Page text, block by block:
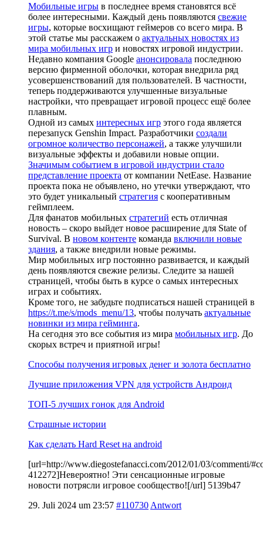
Мобильные игры в последнее время становятся всё
более интересными. Каждый день появляются свежие
игры, которые восхищают геймеров со всего мира. В
этой статье мы расскажем о актуальных новостях из
мира мобильных игр и новостях игровой индустрии.
Недавно компания Google анонсировала последнюю
версию фирменной оболочки, которая внедрила ряд
усовершенствований для пользователей. В частности,
теперь поддерживаются улучшенные визуальные
настройки, что превращает игровой процесс ещё более
плавным.
Одной из самых интересных игр этого года является
перезапуск Genshin Impact. Разработчики создали
огромное количество персонажей, а также улучшили
визуальные эффекты и добавили новые опции.
Значимым событием в игровой индустрии стало
представление проекта от компании NetEase. Название
проекта пока не объявлено, но утечки утверждают, что
это будет уникальный стратегия с кооперативным
геймплеем.
Для фанатов мобильных стратегий есть отличная
новость – скоро выйдет новое расширение для State of
Survival. В новом контенте команда включили новые
здания, а также внедрили новые режимы.
Мир мобильных игр постоянно развивается, и каждый
день появляются свежие релизы. Следите за нашей
страницей, чтобы быть в курсе о самых интересных
играх и событиях.
Кроме того, не забудьте подписаться нашей страницей в
https://t.me/s/mods_menu/13, чтобы получать актуальные
новинки из мира гейминга.
На сегодня это все события из мира мобильных игр. До
скорых встреч и приятной игры!
Способы получения игровых денег и золота бесплатно
Лучшие приложения VPN для устройств Андроид
ТОП-5 лучших гонок для Android
Страшные истории
Как сделать Hard Reset на android
[url=http://www.diegostefanacci.com/2012/01/03/commenti/
412272]Невероятно! Эти сенсационные игровые
новости потрясли игровое сообщество![/url] 5139b47
29. Juli 2024 um 23:57 #110730 Antwort